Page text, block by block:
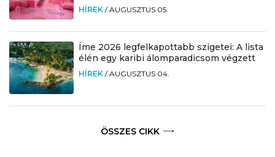
HÍREK /AUGUSZTUS 05.
Íme 2026 legfelkapottabb szigetei: A lista
élén egy karibi álomparadicsom végzett
HÍREK /AUGUSZTUS 04.
ÖSSZES CIKK